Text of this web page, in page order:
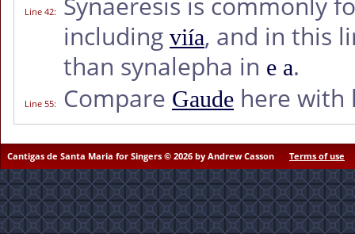
Line 42:
including viía, and in this
than synalepha in e a.
Line 55: Compare Gaude here with
Cantigas de Santa Maria for Singers © 2026 by Andrew Casson Terms of use